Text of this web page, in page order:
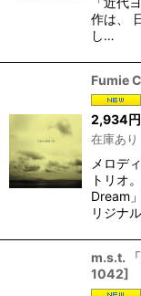
作は、
し…
Fumie
2,934円
在庫あり
メロデ
トリオ
Dream
リジナ
m.s.t.
1042]